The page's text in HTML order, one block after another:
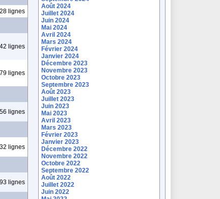
lignes
lignes
lignes
lignes
lignes
lignes
Août 2024
Juillet 2024
Juin 2024
Mai 2024
Avril 2024
Mars 2024
Février 2024
Janvier 2024
Décembre 2023
Novembre 2023
Octobre 2023
Septembre 2023
Août 2023
Juillet 2023
Juin 2023
Mai 2023
Avril 2023
Mars 2023
Février 2023
Janvier 2023
Décembre 2022
Novembre 2022
Octobre 2022
Septembre 2022
Août 2022
Juillet 2022
Juin 2022